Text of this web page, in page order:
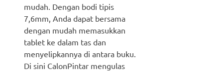
mudah. Dengan bodi tipis
7,6mm, Anda dapat bersama
dengan mudah memasukkan
tablet ke dalam tas dan
menyelipkannya di antara buku.
Di sini CalonPintar mengulas